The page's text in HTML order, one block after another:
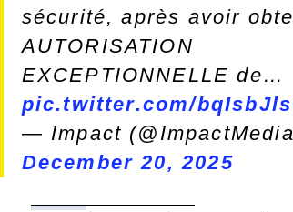
sécurité, après avoir
AUTORISATION
EXCEPTIONNELLE de…
pic.twitter.com/
— Impact
December 20, 2025